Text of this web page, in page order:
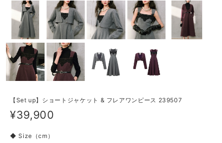
【Set up】ショートジャケット & フレアワンピース 239507
¥39,900
◆ Size（cm）